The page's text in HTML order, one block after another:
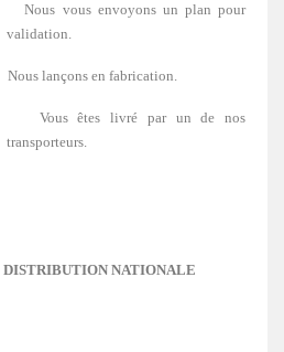
Nous vous envoyons un plan pour
validation.
Nous lançons en fabrication.
Vous êtes livré par un de nos
transporteurs.
DISTRIBUTION NATIONALE